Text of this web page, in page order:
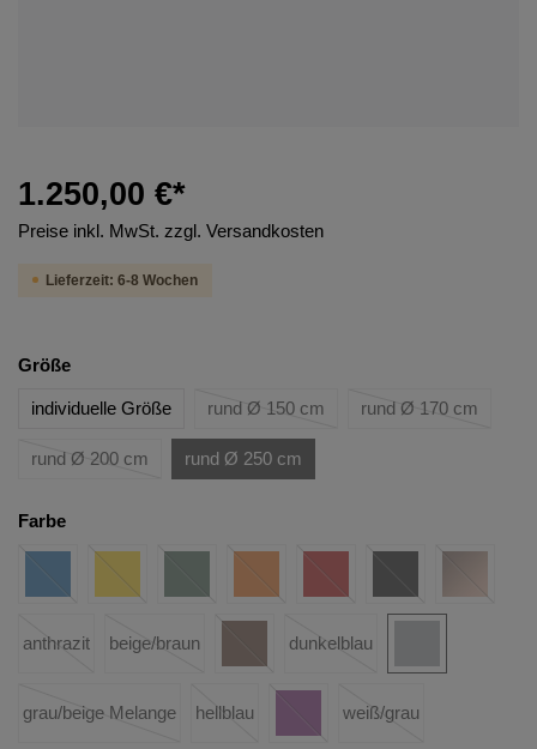
1.250,00 €*
Preise inkl. MwSt. zzgl. Versandkosten
Lieferzeit: 6-8 Wochen
Größe
individuelle Größe rund Ø 150 cm rund Ø 170 cm
rund Ø 200 cm rund Ø 250 cm
Farbe
anthrazit beige/braun dunkelblau
grau/beige Melange hellblau weiß/grau